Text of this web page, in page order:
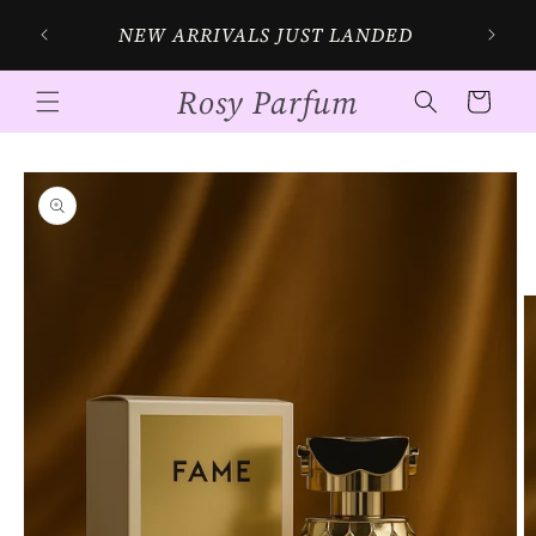
content
NEW ARRIVALS JUST LANDED
Rosy Parfum Cart
Skip to
product
information